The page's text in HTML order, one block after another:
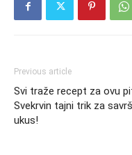
Previous article
Svi traže recept za ovu
Svekrvin tajni trik za
ukus!